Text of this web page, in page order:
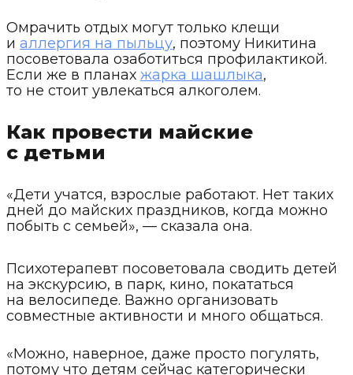
Омрачить отдых могут только клещи
и аллергия на пыльцу, поэтому Никитина
посоветовала озаботиться профилактикой.
Если же в планах жарка шашлыка,
то не стоит увлекаться алкоголем.
Как провести майские
с детьми
«Дети учатся, взрослые работают. Нет таких
дней до майских праздников, когда можно
побыть с семьей», — сказала она.
Психотерапевт посоветовала сводить детей
на экскурсию, в парк, кино, покататься
на велосипеде. Важно организовать
совместные активности и много общаться.
«Можно, наверное, даже просто погулять,
потому что детям сейчас категорически